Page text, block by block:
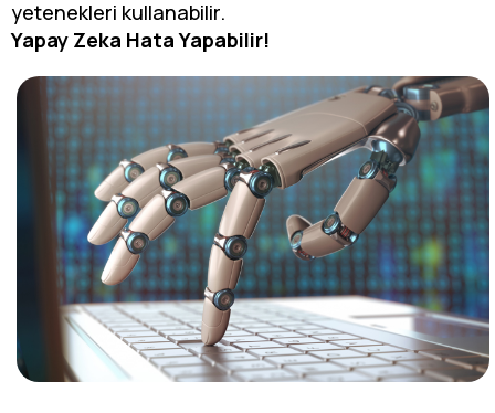
yetenekleri kullanabilir.
Yapay Zeka Hata Yapabilir!